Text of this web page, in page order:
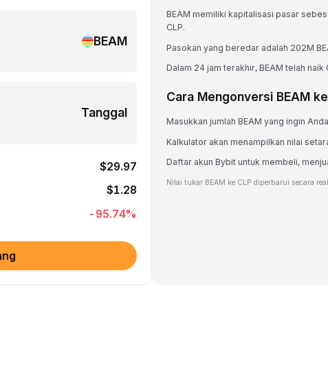
BEAM
Tanggal
$29.97
$1.28
-95.74%
BEAM memiliki kapitalisasi pasar
CLP.
Pasokan yang beredar adalah 202M
Dalam 24 jam terakhir, BEAM telah naik
Cara Mengonversi BEAM
Masukkan jumlah BEAM yang ingin
Kalkulator akan menampilkan nilai
Daftar akun Bybit untuk membeli,
Nilai tukar BEAM ke CLP diperbarui secara